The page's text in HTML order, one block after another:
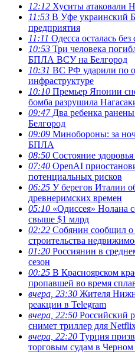
12:12 Хуситы атаковали
11:53 В Уфе украинский
предприятия
11:11 Одесса осталась
10:53 Три человека
БПЛА ВСУ на Белгород
10:31 ВС РФ ударили по
инфраструктуре
10:10 Премьер Японии
бомба разрушила
09:47Два ребенка
Белгород
09:09 Минобороны: за
БПЛА
08:50 Состояние
07:40 OpenAI
потенциальных рисков
06:25 У берегов Италии
древнеримских времен
05:10 «Одиссея» Нолана
свыше $1 млрд
02:22 Собянин сообщил о
строительства
01:20 Россиянин в
сезон
00:25 В Красноярском
пропавшей во время
вчера, 23:30 Жителя
реакции в Теlegram
вчера, 22:50 Российский
снимет триллер для
вчера, 22:20 Турция
торговым судам в